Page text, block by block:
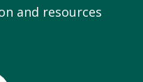
and resources